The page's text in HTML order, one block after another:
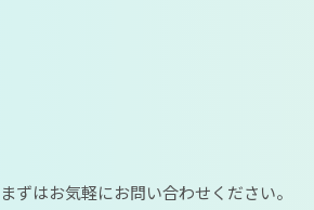
ずはお気軽にお問い合わせください。